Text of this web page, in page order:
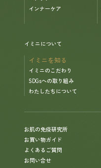
インナーケア
イミニについて
イミニを知る
イミニのこだわり
SDGsへの取り組み
わたしたちについて
お肌の免疫研究所
お買い物ガイド
よくあるご質問
お問い合せ